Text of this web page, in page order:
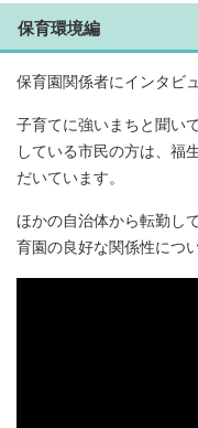
保育環境編
保育園関係者にインタビ
子育てに強いまちと聞い
している市民の方は、福
だいています。
ほかの自治体から転勤し
育園の良好な関係性につ